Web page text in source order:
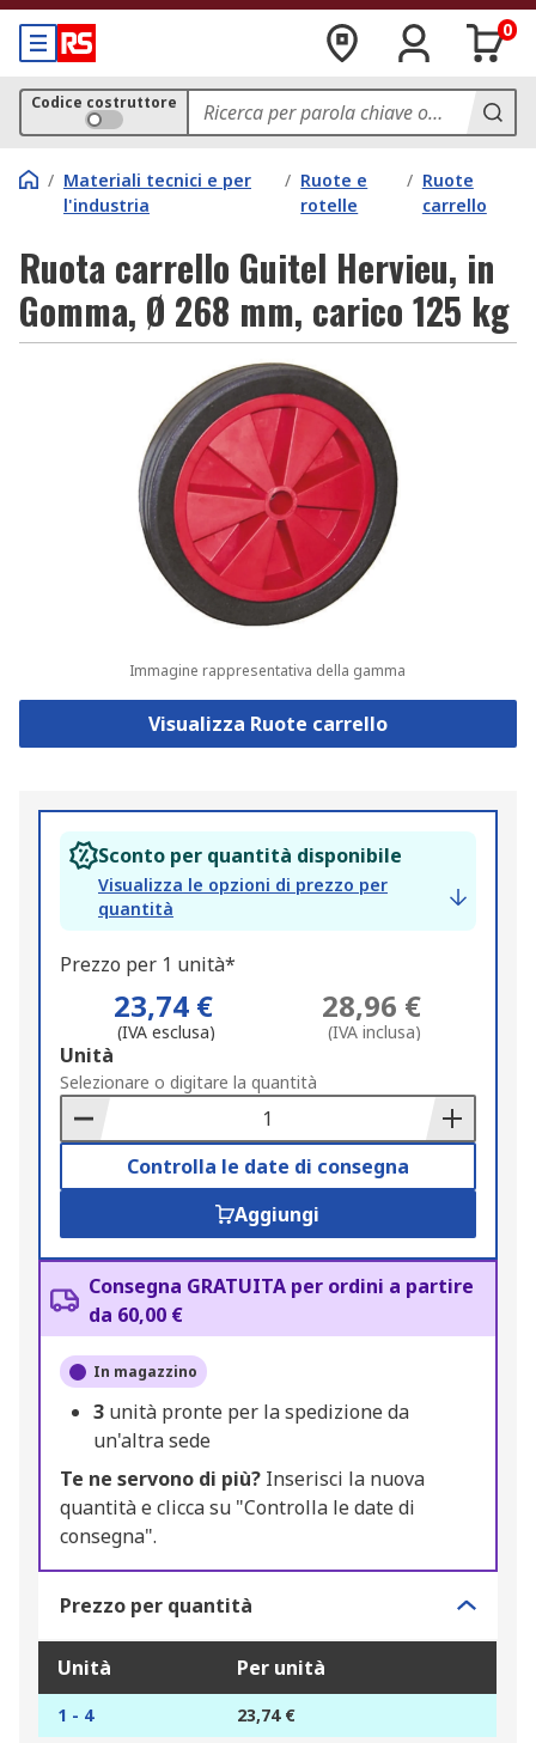
0
Codice costruttore
/ Materiali tecnici e per
l'industria
/ Ruote e
rotelle
/ Ruote
carrello
Ruota carrello Guitel Hervieu, in
Gomma, Ø 268 mm, carico 125 kg
Immagine rappresentativa della gamma
Visualizza Ruote carrello
Sconto per quantità disponibile
Visualizza le opzioni di prezzo per
quantità
Prezzo per 1 unità*
23,74 €
(IVA esclusa)
28,96 €
(IVA inclusa)
Add
to
Basket
Unità
Selezionare o digitare la quantità
Controlla le date di consegna
Aggiungi
Consegna GRATUITA per ordini a partire
da 60,00 €
In magazzino
3 unità pronte per la spedizione da
un'altra sede
Te ne servono di più? Inserisci la nuova
quantità e clicca su "Controlla le date di
consegna".
Prezzo per quantità
Unità Per unità
1 - 4
23,74 €